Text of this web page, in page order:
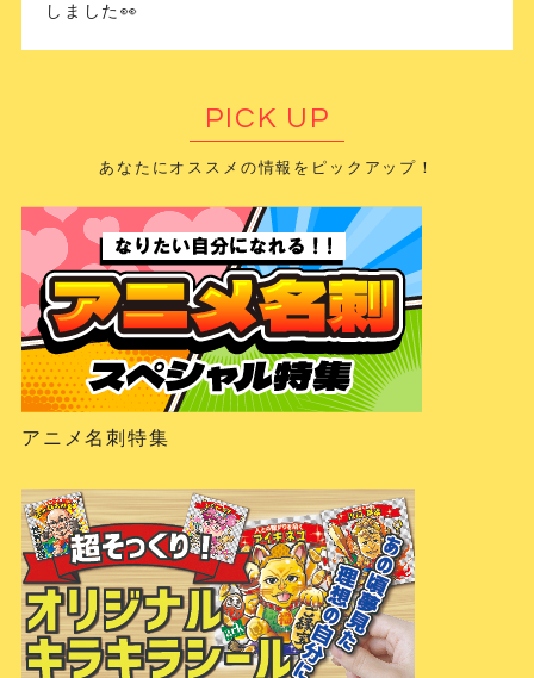
しました👀
PICK UP
あなたにオススメの情報をピックアップ！
アニメ名刺特集